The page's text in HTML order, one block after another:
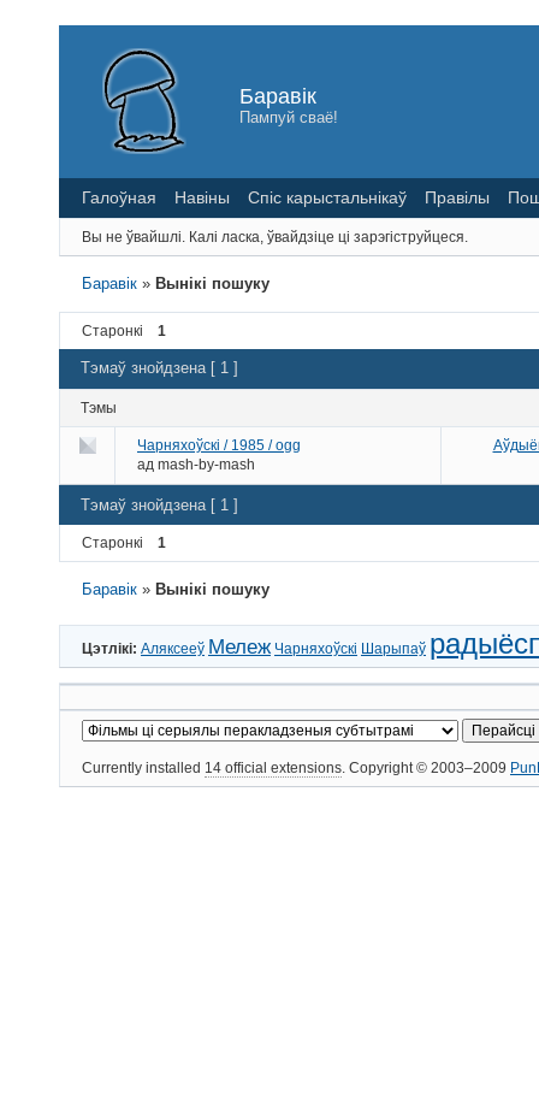
Баравік
Пампуй сваё!
Галоўная Навіны Спіс карыстальнікаў Правілы
Вы не ўвайшлі. Калі ласка, ўвайдзіце ці зарэгіструйцеся.
Баравік » Вынікі пошуку
Старонкі 1
Тэмаў знойдзена [ 1 ]
Тэмы
Чарняхоўскі / 1985 / ogg
ад mash-by-mash
Тэмаў знойдзена [ 1 ]
Старонкі 1
Баравік » Вынікі пошуку
Цэтлікі: Аляксееў Мележ Чарняхоўскі Шарыпаў
Currently installed 14 official extensions. Copyright © 2003–2009